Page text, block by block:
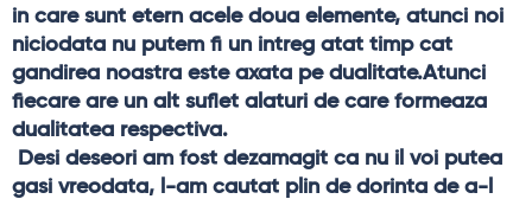
in care sunt etern acele doua elemente, atunci noi
niciodata nu putem fi un intreg atat timp cat
gandirea noastra este axata pe dualitate.Atunci
fiecare are un alt suflet alaturi de care formeaza
dualitatea respectiva.
gasi vreodata, l-am cautat plin de dorinta de a-l